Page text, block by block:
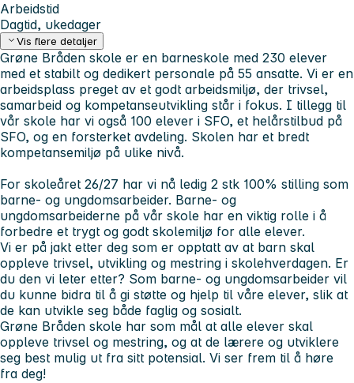
Arbeidstid
Dagtid, ukedager
Vis flere detaljer
Grøne Bråden skole er en barneskole med 230 elever
med et stabilt og dedikert personale på 55 ansatte. Vi er en
arbeidsplass preget av et godt arbeidsmiljø, der trivsel,
samarbeid og kompetanseutvikling står i fokus. I tillegg til
vår skole har vi også 100 elever i SFO, et helårstilbud på
SFO, og en forsterket avdeling. Skolen har et bredt
kompetansemiljø på ulike nivå.
For skoleåret 26/27 har vi nå ledig 2 stk 100% stilling som
barne- og ungdomsarbeider. Barne- og
ungdomsarbeiderne på vår skole har en viktig rolle i å
forbedre et trygt og godt skolemiljø for alle elever.
Vi er på jakt etter deg som er opptatt av at barn skal
oppleve trivsel, utvikling og mestring i skolehverdagen. Er
du den vi leter etter? Som barne- og ungdomsarbeider vil
du kunne bidra til å gi støtte og hjelp til våre elever, slik at
de kan utvikle seg både faglig og sosialt.
Grøne Bråden skole har som mål at alle elever skal
oppleve trivsel og mestring, og at de lærere og utviklere
seg best mulig ut fra sitt potensial. Vi ser frem til å høre
fra deg!